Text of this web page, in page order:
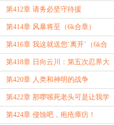
第412章 请务必坚守待援
第414章 风暴将至（6k合章）
第416章 我这就送您‘离开’（6k合
章）
第418章 日向云川：第五次忍界大
战，开始了
第420章 人类和神明的战争
第422章 那啰嗦死老头可是让我学
了不少东西啊！
第424章 侵蚀吧，疱疮瘴疠！